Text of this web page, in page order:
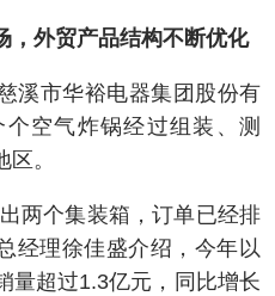
贸产品结构不断优化
华裕电器集团股份有
空气炸锅经过组装、测
。
集装箱，订单已经排
经理徐佳盛介绍，今年以
量超过1.3亿元，同比增长